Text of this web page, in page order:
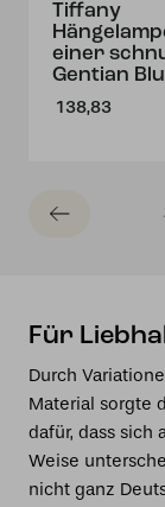
Tiffany
einer
Gentian
138,83
Für
Durch
Material sorgte
dafür, dass sich
Weise
nicht ganz